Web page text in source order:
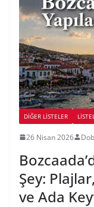
DIĞER LISTELER
26 Nisan 2026
Şey:
ve Ada